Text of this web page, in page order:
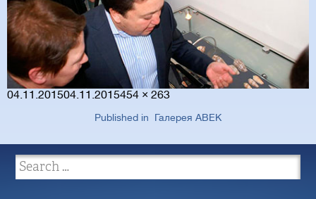
Posted
04.11.201504.11.2015Full
454 × 263
Published in Галерея АВЕК